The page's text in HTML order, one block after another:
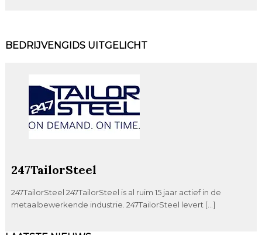
BEDRIJVENGIDS UITGELICHT
247TailorSteel
247TailorSteel 247TailorSteel is al ruim 15 jaar actief in de
metaalbewerkende industrie. 247TailorSteel levert […]